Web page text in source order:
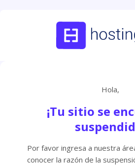
Hola,
¡Tu sitio se
Por favor ingresa a nuestra
conocer la razón de la